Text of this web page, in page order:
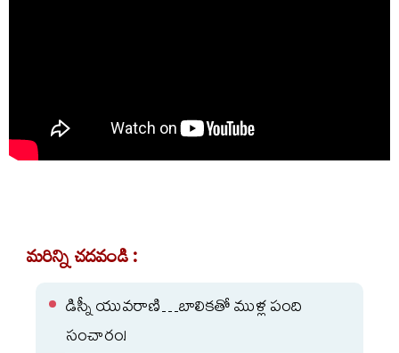
మరిన్ని చదవండి :
డిస్నీ యువరాణి…బాలికతో ముళ్ల పంది
సంచారం!